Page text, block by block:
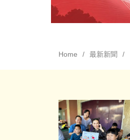
Home 最新新聞